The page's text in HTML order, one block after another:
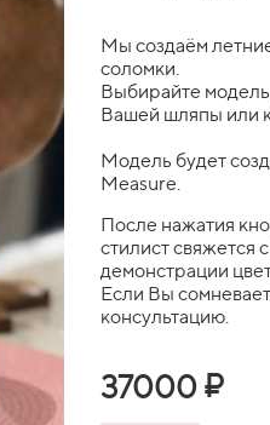
Мы создаём
соломки.
Выбирайте
Вашей шляпы или
Модель будет
Measure.
После нажатия
стилист свяжется
демонстрации
Если Вы
консультацию.
37000₽